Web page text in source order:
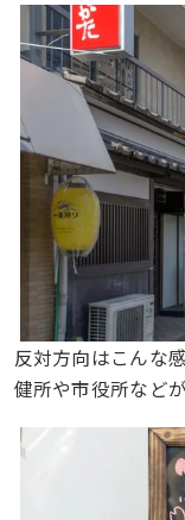
反対方向はこんな
健所や市役所などが